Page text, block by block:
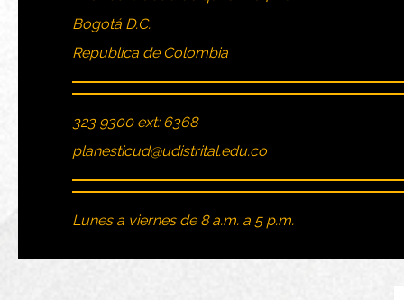
Bogotá D.C.
Republica de Colombia
323 9300 ext: 6368
planesticud@udistrital.edu.co
Lunes a viernes de 8 a.m. a 5 p.m.